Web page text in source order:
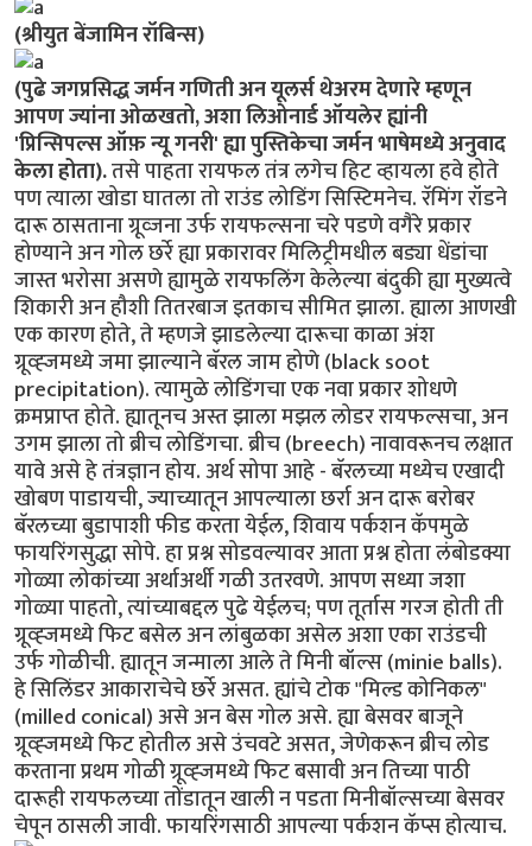
(श्रीयुत बेंजामिन रॉबिन्स)
(पुढे जगप्रसिद्ध जर्मन गणिती अन यूलर्स थेअरम देणारे म्हणून
आपण ज्यांना ओळखतो, अशा लिओनार्ड ऑयलेर ह्यांनी
'प्रिन्सिपल्स ऑफ़ न्यू गनरी' ह्या पुस्तिकेचा जर्मन भाषेमध्ये अनुवाद
केला होता).तसे पाहता रायफल तंत्र लगेच हिट व्हायला हवे होते
पण त्याला खोडा घातला तो राउंड लोडिंग सिस्टिमनेच. रॅमिंग रॉडने
दारू ठासताना ग्रूव्जना उर्फ रायफल्सना चरे पडणे वगैरे प्रकार
होण्याने अन गोल छर्रे ह्या प्रकारावर मिलिट्रीमधील बड्या धेंडांचा
जास्त भरोसा असणे ह्यामुळे रायफलिंग केलेल्या बंदुकी ह्या मुख्यत्वे
शिकारी अन हौशी तितरबाज इतकाच सीमित झाला. ह्याला आणखी
एक कारण होते, ते म्हणजे झाडलेल्या दारूचा काळा अंश
ग्रूव्ह्जमध्ये जमा झाल्याने बॅरल जाम होणे (black soot
precipitation). त्यामुळे लोडिंगचा एक नवा प्रकार शोधणे
क्रमप्राप्त होते. ह्यातूनच अस्त झाला मझल लोडर रायफल्सचा, अन
उगम झाला तो ब्रीच लोडिंगचा. ब्रीच (breech) नावावरूनच लक्षात
यावे असे हे तंत्रज्ञान होय. अर्थ सोपा आहे - बॅरलच्या मध्येच एखादी
खोबण पाडायची, ज्याच्यातून आपल्याला छर्रा अन दारू बरोबर
बॅरलच्या बुडापाशी फीड करता येईल, शिवाय पर्कशन कॅपमुळे
फायरिंगसुद्धा सोपे. हा प्रश्न सोडवल्यावर आता प्रश्न होता लंबोडक्या
गोळ्या लोकांच्या अर्थाअर्थी गळी उतरवणे. आपण सध्या जशा
गोळ्या पाहतो, त्यांच्याबद्दल पुढे येईलच; पण तूर्तास गरज होती ती
ग्रूव्ह्जमध्ये फिट बसेल अन लांबुळका असेल अशा एका राउंडची
उर्फ गोळीची. ह्यातून जन्माला आले ते मिनी बॉल्स (minie balls).
हे सिलिंडर आकाराचेचे छर्रे असत. ह्यांचे टोक "मिल्ड कोनिकल"
(milled conical) असे अन बेस गोल असे. ह्या बेसवर बाजूने
ग्रूव्ह्जमध्ये फिट होतील असे उंचवटे असत, जेणेकरून ब्रीच लोड
करताना प्रथम गोळी ग्रूव्ह्जमध्ये फिट बसावी अन तिच्या पाठी
दारूही रायफलच्या तोंडातून खाली न पडता मिनीबॉल्सच्या बेसवर
चेपून ठासली जावी. फायरिंगसाठी आपल्या पर्कशन कॅप्स होत्याच.